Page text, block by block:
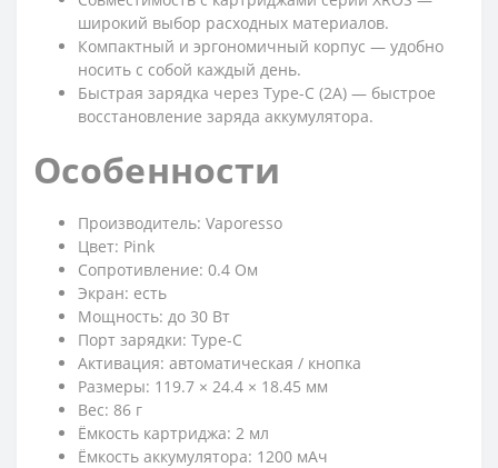
широкий выбор расходных материалов.
Компактный и эргономичный корпус — удобно
носить с собой каждый день.
Быстрая зарядка через Type-C (2А) — быстрое
восстановление заряда аккумулятора.
Особенности
Производитель: Vaporesso
Цвет: Pink
Сопротивление: 0.4 Ом
Экран: есть
Мощность: до 30 Вт
Порт зарядки: Type-C
Активация: автоматическая / кнопка
Размеры: 119.7 × 24.4 × 18.45 мм
Вес: 86 г
Ёмкость картриджа: 2 мл
Ёмкость аккумулятора: 1200 мАч